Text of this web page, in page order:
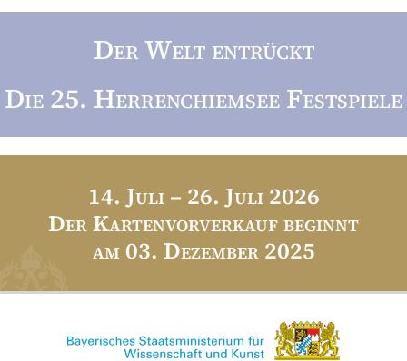
Der Welt entrückt
Die 25. Herrenchiemsee Festspiele
14. Juli – 26. Juli 2026
Der Kartenvorverkauf beginnt
am 03. Dezember 2025